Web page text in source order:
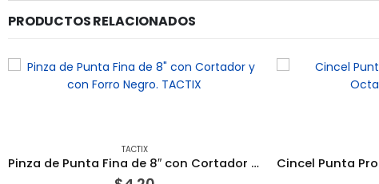
PRODUCTOS RELACIONADOS
TACTIX
Pinza de Punta Fina de 8″ con Cortador y con Forro Negro. TACTIX